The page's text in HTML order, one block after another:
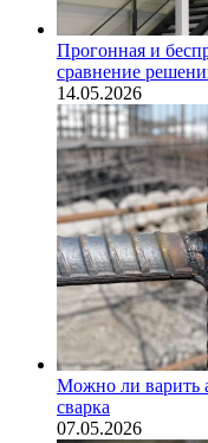
Прогонная и
сравнение
14.05.2026
Можно ли варить
сварка
07.05.2026